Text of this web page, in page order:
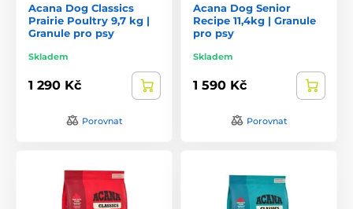
Acana Dog Classics
Prairie Poultry 9,7 kg |
Granule pro psy
Skladem
1 290 Kč
Porovnat
Acana Dog Senior
Recipe 11,4kg | Granule
pro psy
Skladem
1 590 Kč
Porovnat